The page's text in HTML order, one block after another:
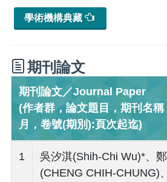
學術機構典藏
期刊論文
期刊論文／Journal Paper
(作者群，論文題目，期刊名稱
月，卷號(期別):頁次起迄)
1
吳汐淇(Shih-Chi Wu)*、
(CHENG CHIH-CHUNG)